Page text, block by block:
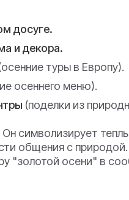
досуге.
и декора.
туры в Европу).
осеннего меню).
(поделки из
символизирует
общения с природой.
"золотой осени" в